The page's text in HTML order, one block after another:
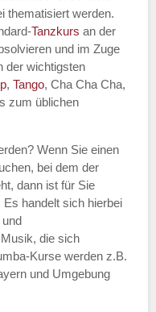
thematisiert werden.
Tanzkurs an der
und im Zuge
der wichtigsten
, Tango, Cha Cha Cha,
zum üblichen
Wenn Sie einen
bei dem der
dann ist für Sie
Es handelt sich hierbei
die sich
Kurse werden z.B.
und Umgebung